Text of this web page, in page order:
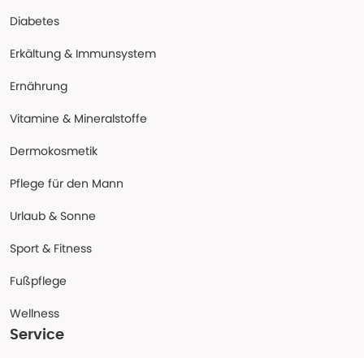
Diabetes
Erkältung & Immunsystem
Ernährung
Vitamine & Mineralstoffe
Dermokosmetik
Pflege für den Mann
Urlaub & Sonne
Sport & Fitness
Fußpflege
Wellness
Service